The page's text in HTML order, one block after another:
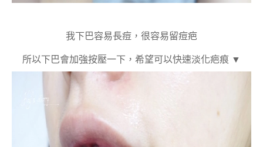
我下巴容易長痘，很容易留痘疤
所以下巴會加強按壓一下，希望可以快速淡化疤痕 ▼